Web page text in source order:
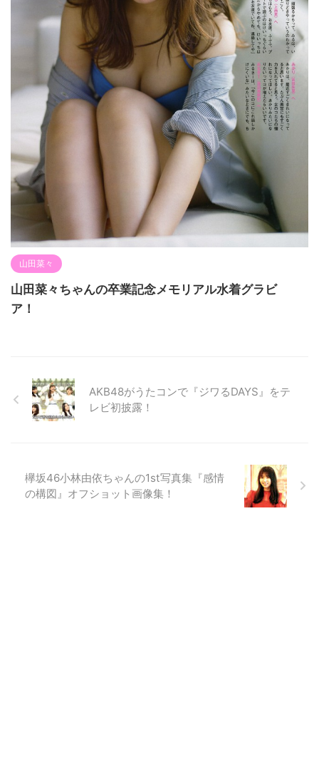
山田菜々
山田菜々ちゃんの卒業記念メモリアル水着グラビ
ア！
AKB48がうたコンで『ジワるDAYS』をテ
レビ初披露！
欅坂46小林由依ちゃんの1st写真集『感情
の構図』オフショット画像集！